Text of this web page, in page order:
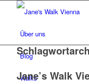
Über uns
Blog
Walks
Jane’s Walk